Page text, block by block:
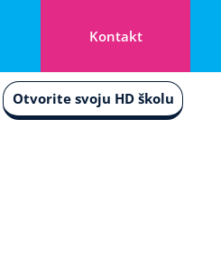
Kontakt
Otvorite svoju HD školu